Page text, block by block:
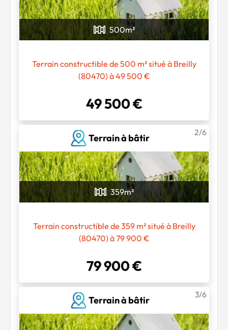
500m²
Terrain constructible de 500 m² situé à Breilly
(80470) à 49 500 €
49 500 €
Terrain à bâtir
2/6
359m²
Terrain constructible de 359 m² situé à Breilly
(80470) à 79 900 €
79 900 €
Terrain à bâtir
3/6